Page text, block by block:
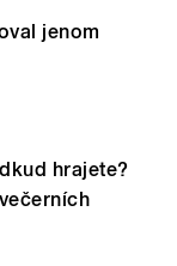
jenom
hrajete?